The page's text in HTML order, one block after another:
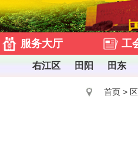
服务大厅 工
右江区 田阳 田东
首页 >